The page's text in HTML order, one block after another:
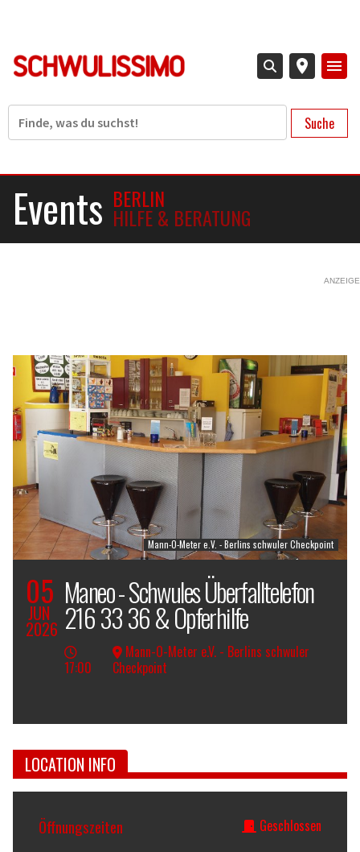
Suche
Events BERLIN
HILFE & BERATUNG
ANZEIGE
Mann-O-Meter e.V. - Berlins schwuler Checkpoint
05
JUN
2026
Maneo - Schwules Überfalltelefon
216 33 36 & Opferhilfe
17:00
Mann-O-Meter e.V. - Berlins schwuler
Checkpoint
LOCATION INFO
Öffnungszeiten
Geschlossen